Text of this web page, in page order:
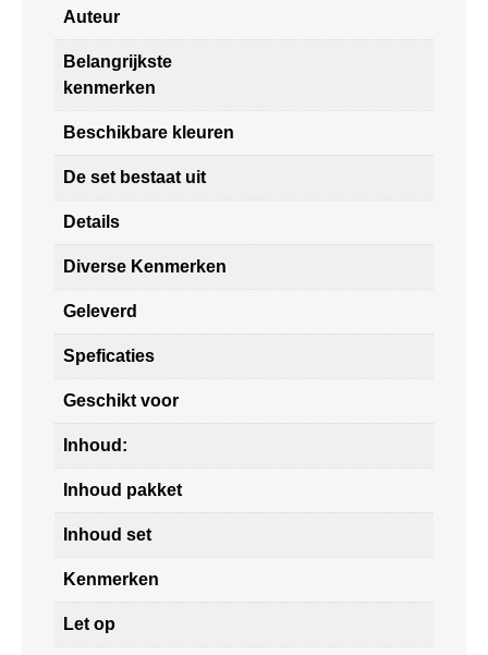
Auteur
Belangrijkste
kenmerken
Beschikbare kleuren
De set bestaat uit
Details
Diverse Kenmerken
Geleverd
Speficaties
Geschikt voor
Inhoud:
Inhoud pakket
Inhoud set
Kenmerken
Let op